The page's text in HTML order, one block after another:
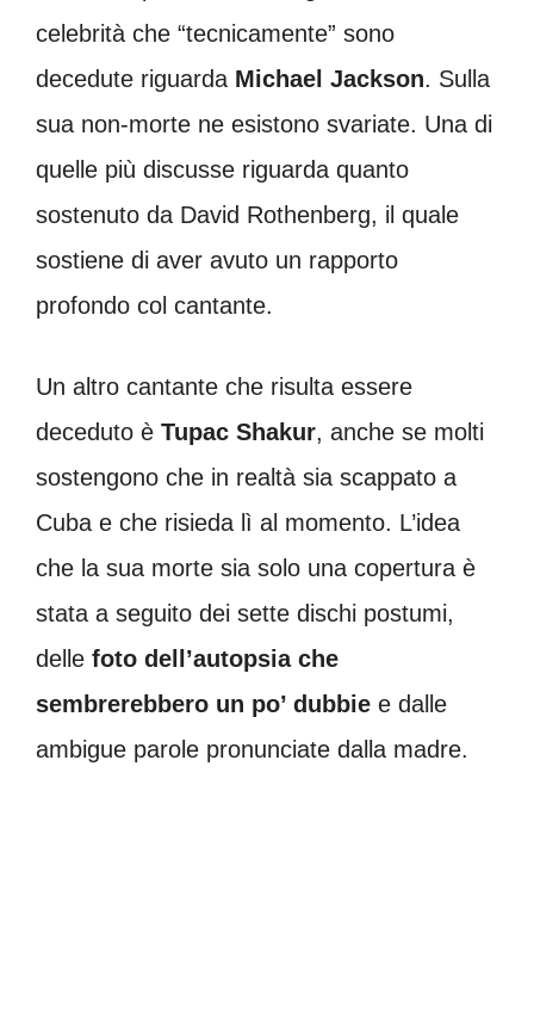
celebrità che “tecnicamente” sono
decedute riguarda Michael Jackson. Sulla
sua non-morte ne esistono svariate. Una di
quelle più discusse riguarda quanto
sostenuto da David Rothenberg, il quale
sostiene di aver avuto un rapporto
profondo col cantante.
Un altro cantante che risulta essere
deceduto è Tupac Shakur, anche se molti
sostengono che in realtà sia scappato a
Cuba e che risieda lì al momento. L’idea
che la sua morte sia solo una copertura è
stata a seguito dei sette dischi postumi,
delle foto dell’autopsia che
sembrerebbero un po’ dubbie e dalle
ambigue parole pronunciate dalla madre.